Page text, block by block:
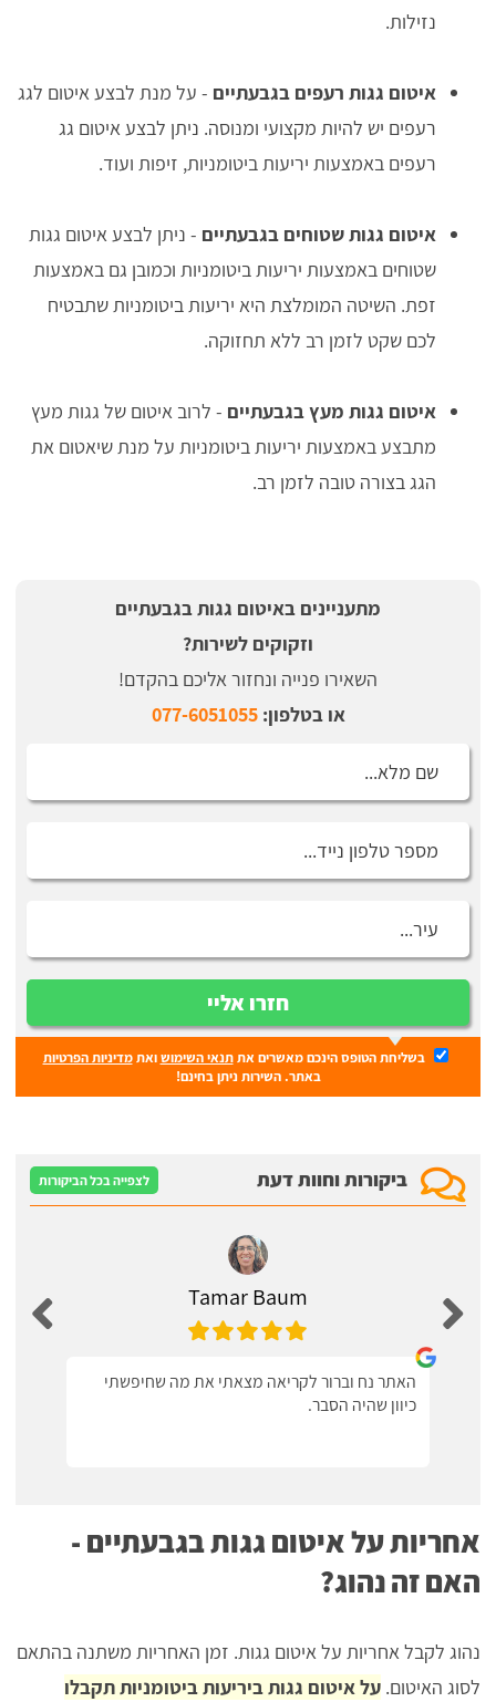
נזילות.
איטום גגות רעפים בגבעתיים - על מנת לבצע איטום לגג
רעפים יש להיות מקצועי ומנוסה. ניתן לבצע איטום גג
רעפים באמצעות יריעות ביטומניות, זיפות ועוד.
איטום גגות שטוחים בגבעתיים - ניתן לבצע איטום גגות
שטוחים באמצעות יריעות ביטומניות וכמובן גם באמצעות
זפת. השיטה המומלצת היא יריעות ביטומניות שתבטיח
לכם שקט לזמן רב ללא תחזוקה.
איטום גגות מעץ בגבעתיים - לרוב איטום של גגות מעץ
מתבצע באמצעות יריעות ביטומניות על מנת שיאטום את
הגג בצורה טובה לזמן רב.
מתעניינים באיטום גגות בגבעתיים
וזקוקים לשירות?
השאירו פנייה ונחזור אליכם בהקדם!
או בטלפון:077-6051055
חזרו אליי
בשליחת הטופס הינכם מאשרים אתתנאי השימושואתמדיניות הפרטיות
באתר. השירות ניתן בחינם!
ביקורות וחוות דעת לצפייה בכל הביקורות
Tamar Baum
האתר נח וברור לקריאה מצאתי את מה שחיפשתי
כיוון שהיה הסבר.
אחריות על איטום גגות בגבעתיים -
האם זה נהוג?
נהוג לקבל אחריות על איטום גגות. זמן האחריות משתנה בהתאם
לסוג האיטום. על איטום גגות ביריעות ביטומניות תקבלו